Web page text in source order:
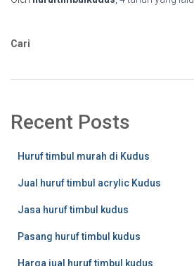
Cari
Recent Posts
Huruf timbul murah di Kudus
Jual huruf timbul acrylic Kudus
Jasa huruf timbul kudus
Pasang huruf timbul kudus
Harga jual huruf timbul kudus